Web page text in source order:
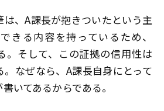
は、A課長が抱きついたという主
きる内容を持っているため、
。そして、この証拠の信用性は
なぜなら、A課長自身にとって
いてあるからである。